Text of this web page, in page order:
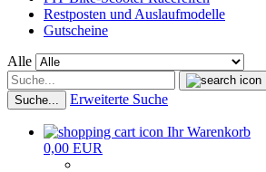
Restposten und Auslaufmodelle
Gutscheine
Alle
Suche... Erweiterte Suche
Ihr Warenkorb
0,00 EUR